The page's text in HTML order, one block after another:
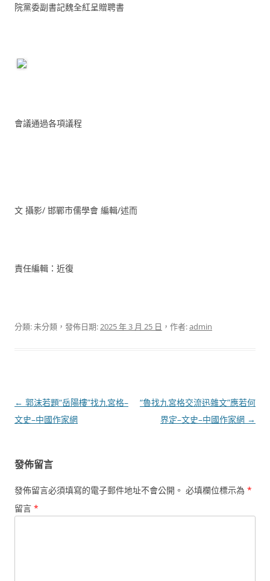
院黨委副書記魏全紅呈贈聘書
會議通過各項議程
文 攝影/ 邯鄲市儒學會 編輯/述而
責任編輯：近復
分類: 未分類，發佈日期:2025 年 3 月 25 日 ，作者:admin
文
章
← 郭沫若題“岳陽樓”找九宮格–
文史–中國作家網
“魯找九宮格交流迅雜文”應若何
界定–文史–中國作家網 →
發佈留言
發佈留言必須填寫的電子郵件地址不會公開。 必填欄位標示為 *
留言 *